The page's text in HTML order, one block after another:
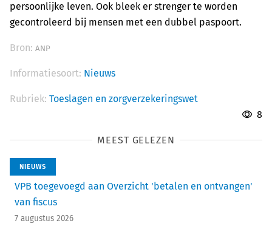
persoonlijke leven. Ook bleek er strenger te worden
gecontroleerd bij mensen met een dubbel paspoort.
Bron: ANP
Informatiesoort: Nieuws
Rubriek: Toeslagen en zorgverzekeringswet
8
MEEST GELEZEN
NIEUWS
VPB toegevoegd aan Overzicht 'betalen en ontvangen'
van fiscus
7 augustus 2026